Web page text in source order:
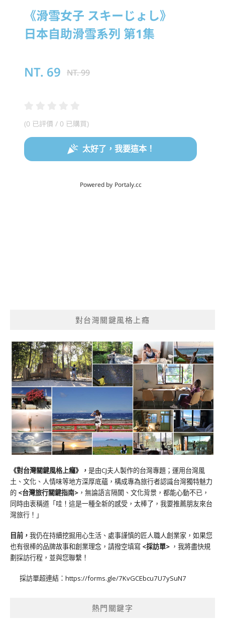
對台灣關鍵風格上癮
《對台灣關鍵風格上癮》 ， 是由CJ夫人製作的台灣專題；運用台灣風
土、文化、人情味等地方深厚底蘊，構成專為旅行者認識台灣獨特魅力
的 <台灣旅行關鍵指南> ，無論語言隔閡、文化背景，都能心動不已，
同時由衷稱道「哇！這是一種全新的感受，太棒了，我要推薦朋友來台
灣旅行！」
目前， 我仍在持續挖掘用心生活、處事謹慎的匠人職人創業家，如果您
也有很棒的品牌故事和創業理念，請撥空填寫 <採訪單> ，我將盡快規
劃採訪行程，並與您聯繫！
採訪單超連結： https://forms.gle/7KvGCEbcu7U7ySuN7
熱門關鍵字